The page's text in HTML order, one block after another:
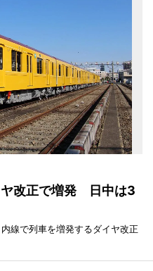
ヤ改正で増発 日中は3
線で列車を増発するダイヤ改正